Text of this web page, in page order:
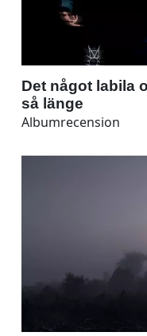
Det något labila
så länge
Albumrecension